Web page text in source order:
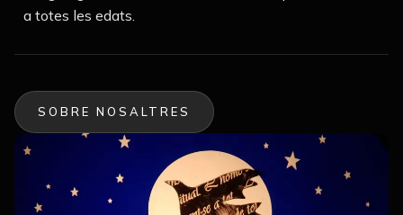
a totes les edats.
SOBRE NOSALTRES